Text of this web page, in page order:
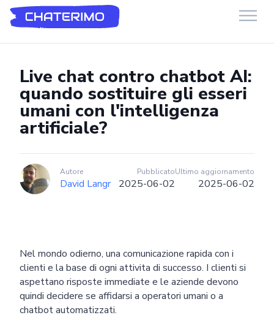
Live chat contro chatbot AI:
quando sostituire gli esseri
umani con l'intelligenza
artificiale?
Autore
David Langr
Pubblicato
2025-06-02
Ultimo aggiornamento
2025-06-02
Nel mondo odierno, una comunicazione rapida con i
clienti e la base di ogni attivita di successo. I clienti si
aspettano risposte immediate e le aziende devono
quindi decidere se affidarsi a operatori umani o a
chatbot automatizzati.
Chaterimo HelpDesk